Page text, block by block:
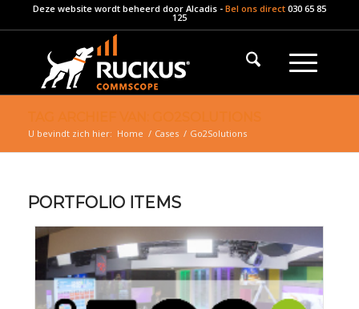
Deze website wordt beheerd door Alcadis- Bel ons direct 030 65 85
125
U bevindt zich hier: Home / Cases / Go2Solutions
PORTFOLIO ITEMS